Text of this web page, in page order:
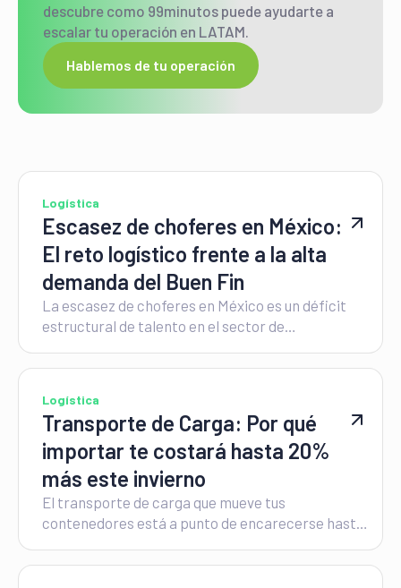
descubre como 99minutos puede ayudarte a
escalar tu operación en LATAM.
Hablemos de tu operación
Logística
Escasez de choferes en México:
El reto logístico frente a la alta
demanda del Buen Fin
La escasez de choferes en México es un déficit
estructural de talento en el sector de
una tasa de vacantes del 14% a nivel nacional.
Logística
Transporte de Carga: Por qué
importar te costará hasta 20%
más este invierno
El transporte de carga que mueve tus
contenedores está a punto de encarecerse hasta
sigue cotizando con las tarifas preferenciales del